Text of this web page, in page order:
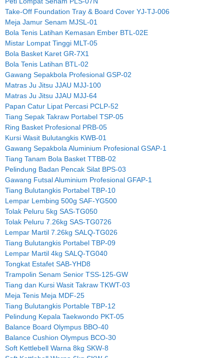
Take-Off Foundation Tray & Board Cover YJ-TJ-006
Meja Jamur Senam MJSL-01
Bola Tenis Latihan Kemasan Ember BTL-02E
Mistar Lompat Tinggi MLT-05
Bola Basket Karet GR-7X1
Bola Tenis Latihan BTL-02
Gawang Sepakbola Profesional GSP-02
Matras Ju Jitsu JJAU MJJ-100
Matras Ju Jitsu JJAU MJJ-64
Papan Catur Lipat Percasi PCLP-52
Tiang Sepak Takraw Portabel TSP-05
Ring Basket Profesional PRB-05
Kursi Wasit Bulutangkis KWB-01
Gawang Sepakbola Aluminium Profesional GSAP-1
Tiang Tanam Bola Basket TTBB-02
Pelindung Badan Pencak Silat BPS-03
Gawang Futsal Aluminium Profesional GFAP-1
Tiang Bulutangkis Portabel TBP-10
Lempar Lembing 500g SAF-YG500
Tolak Peluru 5kg SAS-TG050
Tolak Peluru 7.26kg SAS-TG0726
Lempar Martil 7.26kg SALQ-TG026
Tiang Bulutangkis Portabel TBP-09
Lempar Martil 4kg SALQ-TG040
Tongkat Estafet SAB-YHD8
Trampolin Senam Senior TSS-125-GW
Tiang dan Kursi Wasit Takraw TKWT-03
Meja Tenis Meja MDF-25
Tiang Bulutangkis Portable TBP-12
Pelindung Kepala Taekwondo PKT-05
Balance Board Olympus BBO-40
Balance Cushion Olympus BCO-30
Soft Kettlebell Warna 8kg SKW-8